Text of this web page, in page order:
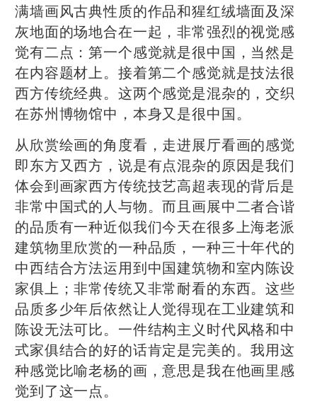
满墙画风古典性质的作品和猩红绒墙面及深
灰地面的场地合在一起，非常强烈的视觉感
觉有二点：第一个感觉就是很中国，当然是
在内容题材上。接着第二个感觉就是技法很
西方传统经典。这两个感觉是混杂的，交织
在苏州博物馆中，本身又是很中国。
从欣赏绘画的角度看，走进展厅看画的感觉
即东方又西方，说是有点混杂的原因是我们
体会到画家西方传统技艺高超表现的背后是
非常中国式的人与物。而且画展中二者合谐
的品质有一种近似我们今天在很多上海老派
建筑物里欣赏的一种品质，一种三十年代的
中西结合方法运用到中国建筑物和室内陈设
家俱上；非常传统又非常耐看的东西。这些
品质多少年后依然让人觉得现在工业建筑和
陈设无法可比。一件结构主义时代风格和中
式家俱结合的好的话肯定是完美的。我用这
种感觉比喻老杨的画，意思是我在他画里感
觉到了这一点。